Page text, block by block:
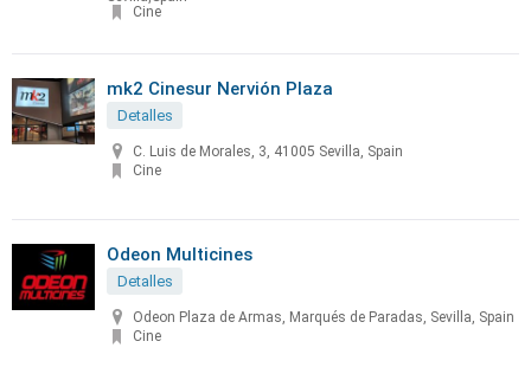
Cine
mk2 Cinesur Nervión Plaza
Detalles
C. Luis de Morales, 3, 41005 Sevilla, Spain
Cine
Odeon Multicines
Detalles
Odeon Plaza de Armas, Marqués de Paradas, Sevilla, Spain
Cine